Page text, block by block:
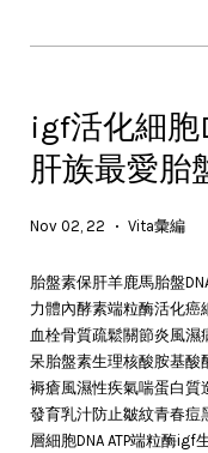
igf活化細胞
肝族最愛胎
Nov 02, 22 • Vita彙編
胎盤素保肝羊鹿馬胎盤
力體內酵素端粒酶活化癌
血栓骨質疏鬆關節炎風濕
呆胎盤素生理核酸胺基酸
褥瘡風濕性疾氣喘蛋白質
發育乳汁防止皺紋青春痘
層細胞DNA ATP端粒酶